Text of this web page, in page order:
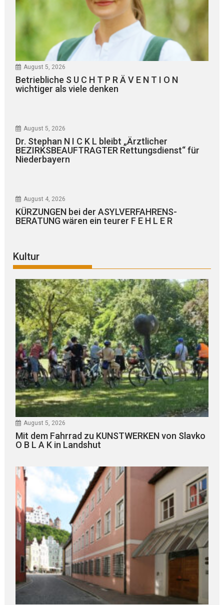
August 5, 2026
Betriebliche S U C H T P R Ä V E N T I O N
wichtiger als viele denken
August 5, 2026
Dr. Stephan N I C K L bleibt „Ärztlicher
BEZIRKSBEAUFTRAGTER Rettungsdienst“ für
Niederbayern
August 4, 2026
KÜRZUNGEN bei der ASYLVERFAHRENS-
BERATUNG wären ein teurer F E H L E R
Kultur
August 5, 2026
Mit dem Fahrrad zu KUNSTWERKEN von Slavko
O B L A K in Landshut